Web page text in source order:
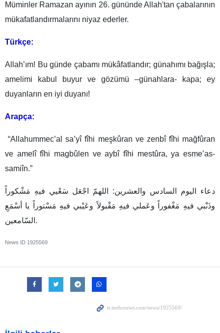
Müminler Ramazan ayının 26. gününde Allah'tan çabalarının
mükafatlandırmalarını niyaz ederler.
Türkçe:
Allah’ım! Bu günde çabamı mükâfatlandır; günahımı bağışla;
amelimi kabul buyur ve gözümü –günahlara- kapa; ey
duyanların en iyi duyanı!
Arapça:
“Allahummec’al sa’yî fîhi meşkûran ve zenbî fîhi mağfûran
ve amelî fîhi magbûlen ve aybî fîhi mestûra, ya esme’as-
samiîn.”
دعاء اليوم السادس والعشرين: اللهمّ اجْعَل سَعْيي فيهِ مَشْكوراً
وذَنْبي فيهِ مَغْفوراً وعَملي فيهِ مَقْبولاً وعَيْبي فيهِ مَسْتوراً يا أسْمَعِ
السّامعين.
News ID 1925569